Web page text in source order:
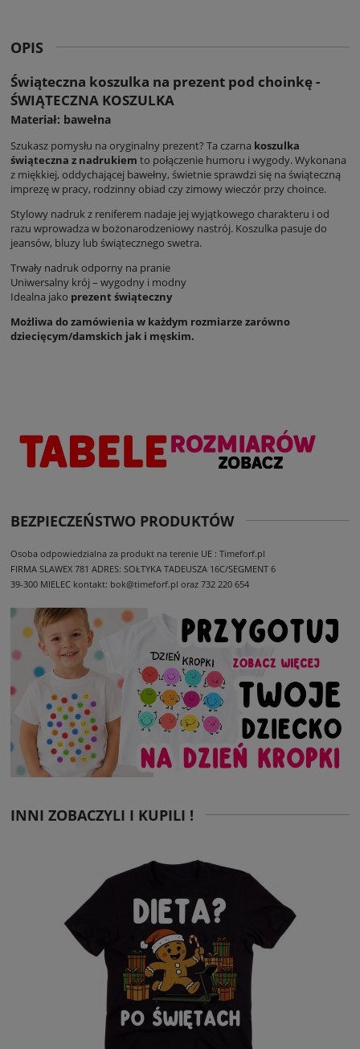
OPIS
Świąteczna koszulka na prezent pod choinkę -
ŚWIĄTECZNA KOSZULKA
Materiał: bawełna
Szukasz pomysłu na oryginalny prezent? Ta czarna koszulka
świąteczna z nadrukiem to połączenie humoru i wygody. Wykonana
z miękkiej, oddychającej bawełny, świetnie sprawdzi się na świąteczną
imprezę w pracy, rodzinny obiad czy zimowy wieczór przy choince.
Stylowy nadruk z reniferem nadaje jej wyjątkowego charakteru i od
razu wprowadza w bożonarodzeniowy nastrój. Koszulka pasuje do
jeansów, bluzy lub świątecznego swetra.
Trwały nadruk odporny na pranie
Uniwersalny krój – wygodny i modny
Idealna jako prezent świąteczny
Możliwa do zamówienia w każdym rozmiarze zarówno
dziecięcym/damskich jak i męskim.
BEZPIECZEŃSTWO PRODUKTÓW
Osoba odpowiedzialna za produkt na terenie UE : Timeforf.pl
FIRMA SLAWEX 781 ADRES: SOŁTYKA TADEUSZA 16C/SEGMENT 6
39-300 MIELEC kontakt: bok@timeforf.pl oraz 732 220 654
INNI ZOBACZYLI I KUPILI !